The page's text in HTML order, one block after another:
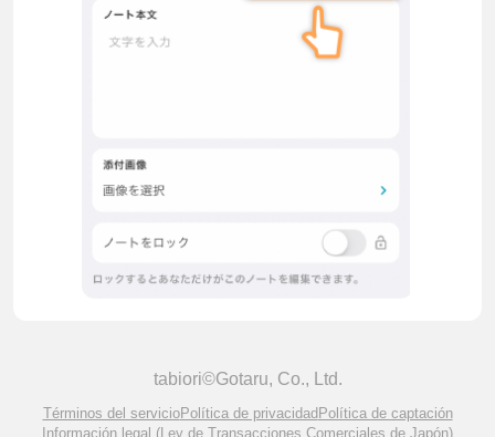
tabiori©Gotaru, Co., Ltd.
Términos del servicioPolítica de privacidad Política de captación
Información legal (Ley de Transacciones Comerciales de Japón)